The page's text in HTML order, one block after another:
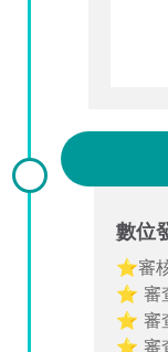
數位
⭐審
⭐ 審
⭐ 審
⭐ 審